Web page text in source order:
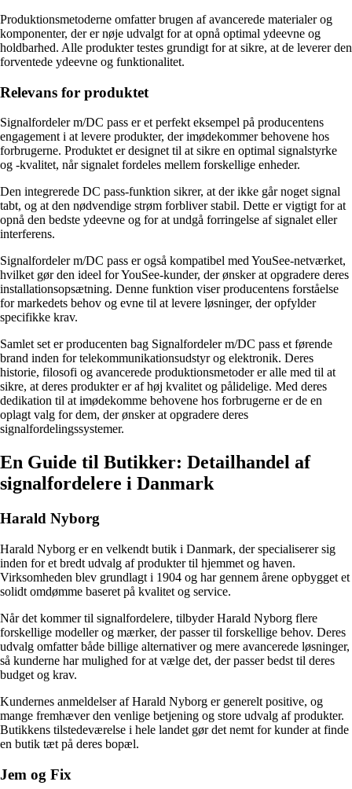
Produktionsmetoderne omfatter brugen af avancerede materialer og
komponenter, der er nøje udvalgt for at opnå optimal ydeevne og
holdbarhed. Alle produkter testes grundigt for at sikre, at de leverer den
forventede ydeevne og funktionalitet.
Relevans for produktet
Signalfordeler m/DC pass er et perfekt eksempel på producentens
engagement i at levere produkter, der imødekommer behovene hos
forbrugerne. Produktet er designet til at sikre en optimal signalstyrke
og -kvalitet, når signalet fordeles mellem forskellige enheder.
Den integrerede DC pass-funktion sikrer, at der ikke går noget signal
tabt, og at den nødvendige strøm forbliver stabil. Dette er vigtigt for at
opnå den bedste ydeevne og for at undgå forringelse af signalet eller
interferens.
Signalfordeler m/DC pass er også kompatibel med YouSee-netværket,
hvilket gør den ideel for YouSee-kunder, der ønsker at opgradere deres
installationsopsætning. Denne funktion viser producentens forståelse
for markedets behov og evne til at levere løsninger, der opfylder
specifikke krav.
Samlet set er producenten bag Signalfordeler m/DC pass et førende
brand inden for telekommunikationsudstyr og elektronik. Deres
historie, filosofi og avancerede produktionsmetoder er alle med til at
sikre, at deres produkter er af høj kvalitet og pålidelige. Med deres
dedikation til at imødekomme behovene hos forbrugerne er de en
oplagt valg for dem, der ønsker at opgradere deres
signalfordelingssystemer.
En Guide til Butikker: Detailhandel af
signalfordelere i Danmark
Harald Nyborg
Harald Nyborg er en velkendt butik i Danmark, der specialiserer sig
inden for et bredt udvalg af produkter til hjemmet og haven.
Virksomheden blev grundlagt i 1904 og har gennem årene opbygget et
solidt omdømme baseret på kvalitet og service.
Når det kommer til signalfordelere, tilbyder Harald Nyborg flere
forskellige modeller og mærker, der passer til forskellige behov. Deres
udvalg omfatter både billige alternativer og mere avancerede løsninger,
så kunderne har mulighed for at vælge det, der passer bedst til deres
budget og krav.
Kundernes anmeldelser af Harald Nyborg er generelt positive, og
mange fremhæver den venlige betjening og store udvalg af produkter.
Butikkens tilstedeværelse i hele landet gør det nemt for kunder at finde
en butik tæt på deres bopæl.
Jem og Fix